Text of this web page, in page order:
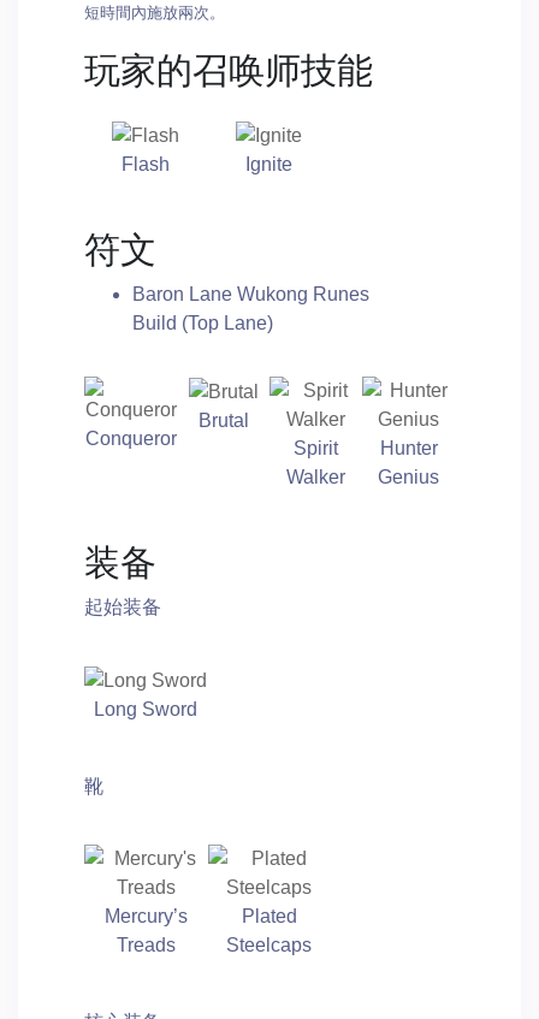
短時間內施放兩次。
玩家的召唤师技能
Flash Ignite
符文
Baron Lane Wukong Runes
Build (Top Lane)
Conqueror
Brutal
Spirit
Walker
Hunter
Genius
装备
起始装备
Long Sword
靴
Mercury’s
Treads
Plated
Steelcaps